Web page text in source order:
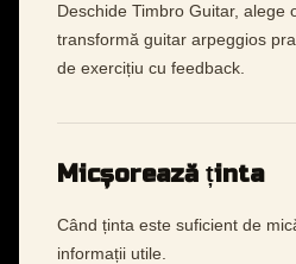
Deschide Timbro Guitar, alege
transformă guitar arpeggios
de exercițiu cu feedback.
Micșorează ținta
Când ținta este suficient de
informații utile.